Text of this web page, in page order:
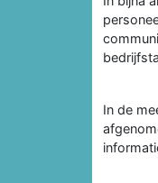
In de